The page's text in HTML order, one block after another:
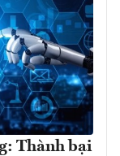
Thành bại